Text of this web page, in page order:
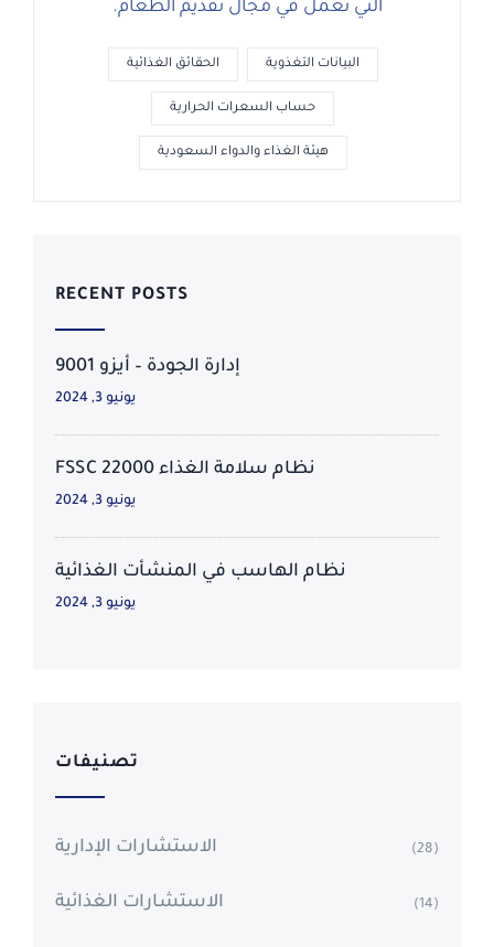
التي تعمل في مجال تقديم الطعام.
البيانات التغذوية الحقائق الغذائية
حساب السعرات الحرارية
هيئة الغذاء والدواء السعودية
RECENT POSTS
إدارة الجودة – أيزو 9001
يونيو 3, 2024
نظام سلامة الغذاء FSSC 22000
يونيو 3, 2024
نظام الهاسب في المنشأت الغذائية
يونيو 3, 2024
تصنيفات
الاستشارات الإدارية (28)
الاستشارات الغذائية (14)